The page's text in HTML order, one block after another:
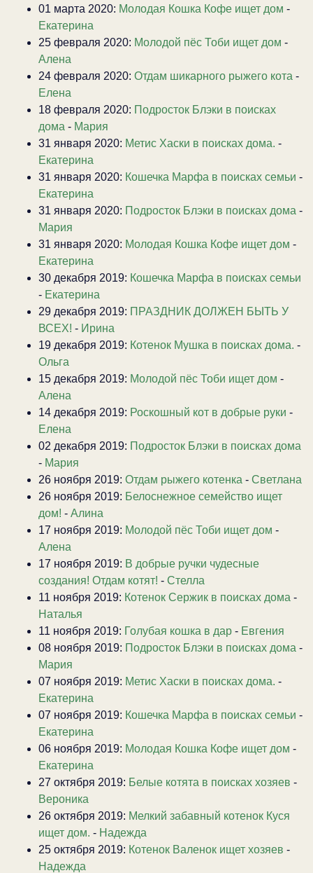
01 марта 2020: Молодая Кошка Кофе ищет дом -
Екатерина
25 февраля 2020: Молодой пёс Тоби ищет дом -
Алена
24 февраля 2020: Отдам шикарного рыжего кота -
Елена
18 февраля 2020: Подросток Блэки в поисках
дома - Мария
31 января 2020: Метис Хаски в поисках дома. -
Екатерина
31 января 2020: Кошечка Марфа в поисках семьи -
Екатерина
31 января 2020: Подросток Блэки в поисках дома -
Мария
31 января 2020: Молодая Кошка Кофе ищет дом -
Екатерина
30 декабря 2019: Кошечка Марфа в поисках семьи
- Екатерина
29 декабря 2019: ПРАЗДНИК ДОЛЖЕН БЫТЬ У
ВСЕХ! - Ирина
19 декабря 2019: Котенок Мушка в поисках дома. -
Ольга
15 декабря 2019: Молодой пёс Тоби ищет дом -
Алена
14 декабря 2019: Роскошный кот в добрые руки -
Елена
02 декабря 2019: Подросток Блэки в поисках дома
- Мария
26 ноября 2019: Отдам рыжего котенка - Светлана
26 ноября 2019: Белоснежное семейство ищет
дом! - Алина
17 ноября 2019: Молодой пёс Тоби ищет дом -
Алена
17 ноября 2019: В добрые ручки чудесные
создания! Отдам котят! - Стелла
11 ноября 2019: Котенок Сержик в поисках дома -
Наталья
11 ноября 2019: Голубая кошка в дар - Евгения
08 ноября 2019: Подросток Блэки в поисках дома -
Мария
07 ноября 2019: Метис Хаски в поисках дома. -
Екатерина
07 ноября 2019: Кошечка Марфа в поисках семьи -
Екатерина
06 ноября 2019: Молодая Кошка Кофе ищет дом -
Екатерина
27 октября 2019: Белые котята в поисках хозяев -
Вероника
26 октября 2019: Мелкий забавный котенок Куся
ищет дом. - Надежда
25 октября 2019: Котенок Валенок ищет хозяев -
Надежда